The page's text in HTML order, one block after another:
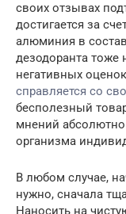
своих отзывах
достигается за
алюминия в
дезодоранта
негативных
справляется со
бесполезный
мнений
организма
В любом случае,
нужно, сначала
Наносить на